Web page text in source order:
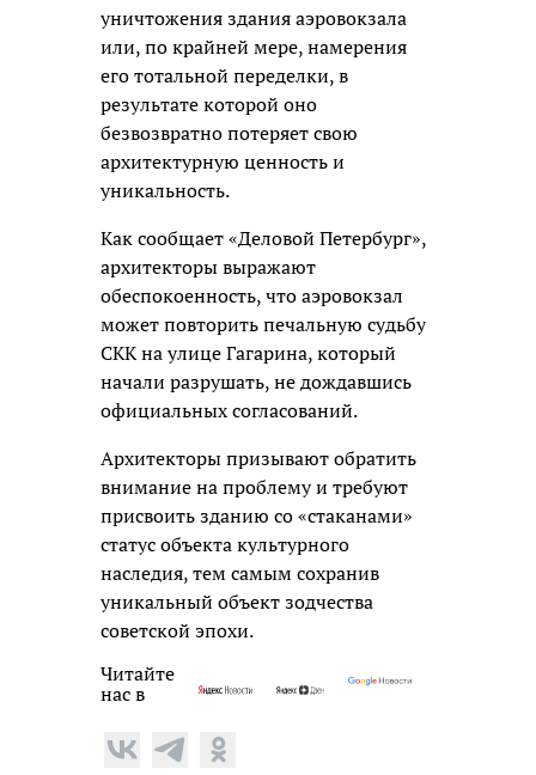
уничтожения здания аэровокзала
или, по крайней мере, намерения
его тотальной переделки, в
результате которой оно
безвозвратно потеряет свою
архитектурную ценность и
уникальность.
Как сообщает «Деловой Петербург»,
архитекторы выражают
обеспокоенность, что аэровокзал
может повторить печальную судьбу
СКК на улице Гагарина, который
начали разрушать, не дождавшись
официальных согласований.
Архитекторы призывают обратить
внимание на проблему и требуют
присвоить зданию со «стаканами»
статус объекта культурного
наследия, тем самым сохранив
уникальный объект зодчества
советской эпохи.
Читайте
нас в